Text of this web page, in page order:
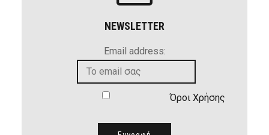
NEWSLETTER
Email address:
Όροι Χρήσης